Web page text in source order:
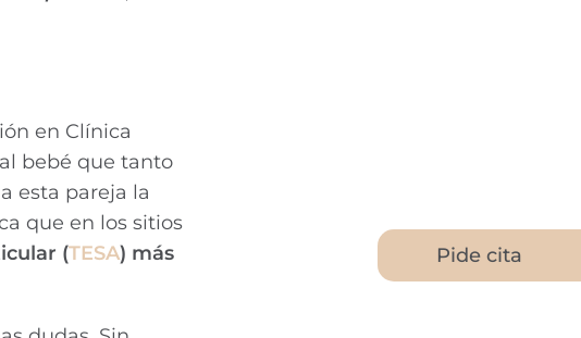
en Clínica
bebé que tanto
esta pareja la
que en los sitios
(TESA) más
Pide cita